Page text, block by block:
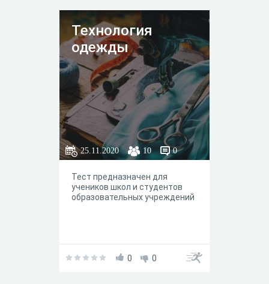
Технология
одежды
25.11.2020 10 0
Тест предназначен для
учеников школ и студентов
образовательных учреждений
0 0